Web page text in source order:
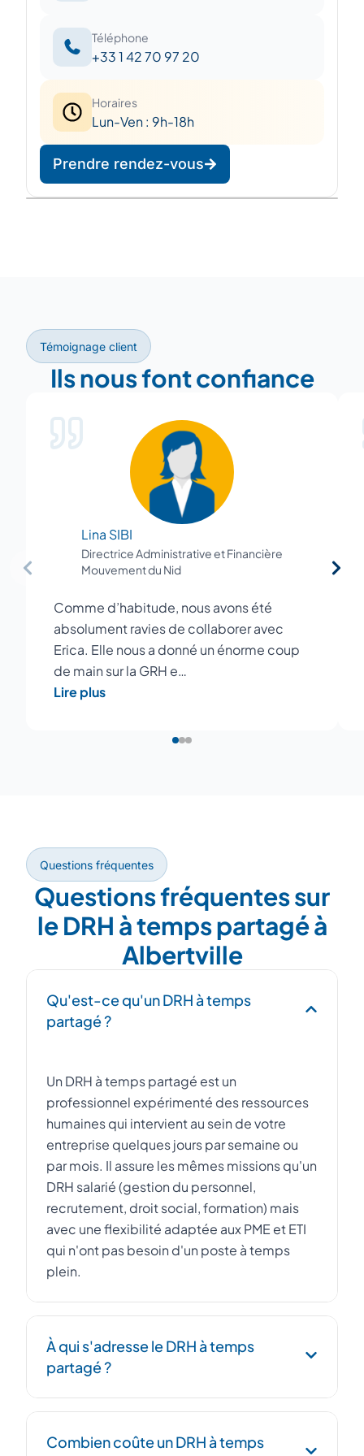
Téléphone
+33 1 42 70 97 20
Horaires
Lun-Ven : 9h-18h
Prendre rendez-vous
Témoignage client
Ils nous font confiance
Lina SIBI
Directrice Administrative et Financière
Mouvement du Nid
Comme d’habitude, nous avons été
absolument ravies de collaborer avec
Erica. Elle nous a donné un énorme coup
de main sur la GRH e…
Lire plus
Questions fréquentes
Questions fréquentes sur
le DRH à temps partagé à
Albertville
Qu'est-ce qu'un DRH à temps
partagé ?
Un DRH à temps partagé est un
professionnel expérimenté des ressources
humaines qui intervient au sein de votre
entreprise quelques jours par semaine ou
par mois. Il assure les mêmes missions qu'un
DRH salarié (gestion du personnel,
recrutement, droit social, formation) mais
avec une flexibilité adaptée aux PME et ETI
qui n'ont pas besoin d'un poste à temps
plein.
À qui s'adresse le DRH à temps
partagé ?
startups et ETI de 10 à 500 salariés qui
Combien coûte un DRH à temps